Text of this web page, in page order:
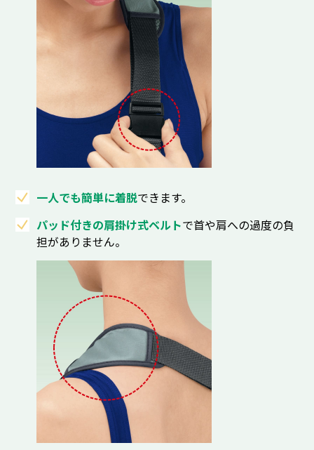
一人でも簡単に着脱できます。
パッド付きの肩掛け式ベルトで首や肩への過度の負
担がありません。